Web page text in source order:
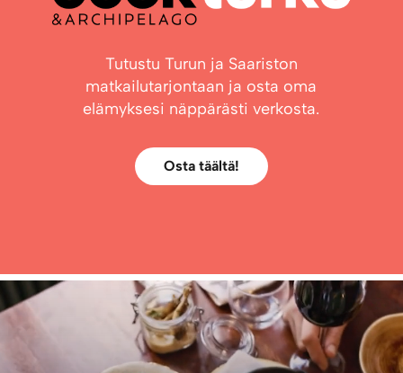
Tutustu Turun ja Saariston
matkailutarjontaan ja osta oma
elämyksesi näppärästi verkosta.
Osta täältä!